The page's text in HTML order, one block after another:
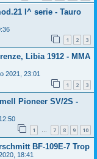
I^ serie - Tauro
1 2 3
Libia 1912 - MMA
2021, 23:01
1 2 3
Pioneer SV/2S -
1 … 7 8 9 10
BF-109E-7 Trop
18:41